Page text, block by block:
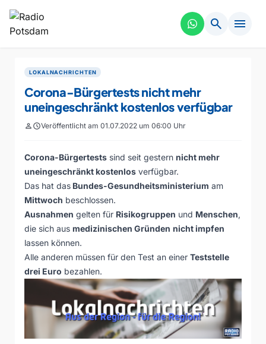
search menu
LOKALNACHRICHTEN
Corona-Bürgertests nicht mehr
uneingeschränkt kostenlos verfügbar
personscheduleVeröffentlicht am 01.07.2022 um 06:00 Uhr
Corona-Bürgertests sind seit gestern nicht mehr
uneingeschränkt kostenlos verfügbar.
Das hat das Bundes-Gesundheitsministerium am
Mittwoch beschlossen.
Ausnahmen gelten für Risikogruppen und Menschen,
die sich aus medizinischen Gründen nicht impfen
lassen können.
Alle anderen müssen für den Test an einer Teststelle
drei Euro bezahlen.